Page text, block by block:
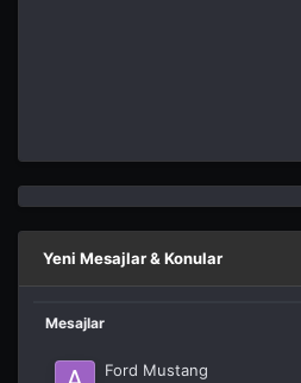
Yeni Mesajlar & Konular
Mesajlar
Ford Mustang